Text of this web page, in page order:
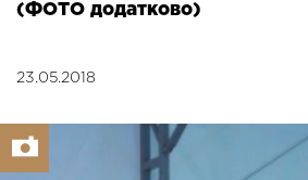
(ФОТО додатково)
23.05.2018